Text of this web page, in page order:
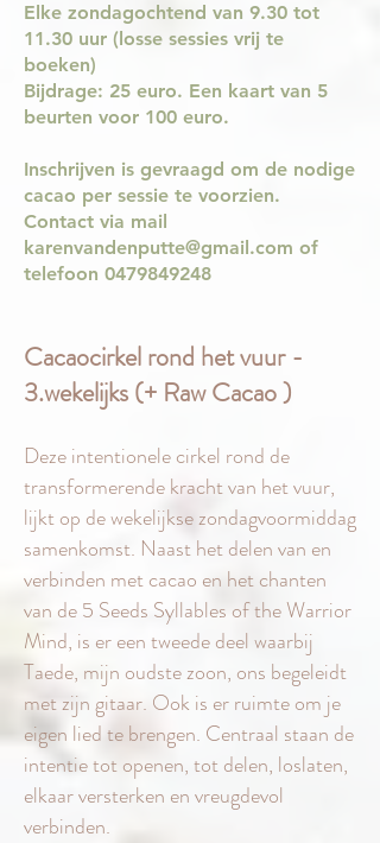
Elke zondagochtend van 9.30 tot
11.30 uur (losse sessies vrij te
boeken)
Bijdrage: 25 euro. Een kaart van 5
beurten voor 100 euro.
Inschrijven is gevraagd om de nodige
cacao per sessie te voorzien.
Contact via mail
karenvandenputte@gmail.com of
telefoon 0479849248
Cacaocirkel rond het vuur -
3.wekelijks (+ Raw Cacao )
Deze intentionele cirkel rond de
transformerende kracht van het vuur,
lijkt op de wekelijkse zondagvoormiddag
samenkomst. Naast het delen van en
verbinden met cacao en het chanten
van de 5 Seeds Syllables of the Warrior
Mind, is er een tweede deel waarbij
Taede, mijn oudste zoon, ons begeleidt
met zijn gitaar. Ook is er ruimte om je
eigen lied te brengen. Centraal staan de
intentie tot openen, tot delen, loslaten,
elkaar versterken en vreugdevol
verbinden.